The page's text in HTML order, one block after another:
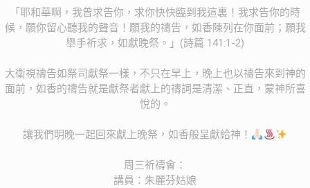
「耶和華啊，我曾求告你，求你快快臨到我這裏！我求告你的時
候，願你留心聽我的聲音！願我的禱告，如香陳列在你面前；願我
舉手祈求，如獻晚祭。」(詩篇 141:1-2)
大衛視禱告如祭司獻祭一樣，不只在早上，晚上也以禱告來到神的
面前，如香的禱告就是獻祭者獻上的禱詞是清潔、正直，蒙神所喜
悅的。
讓我們明晚一起回來獻上晚祭，如香般呈獻給神！
周三祈禱會：
講員：朱麗芬姑娘